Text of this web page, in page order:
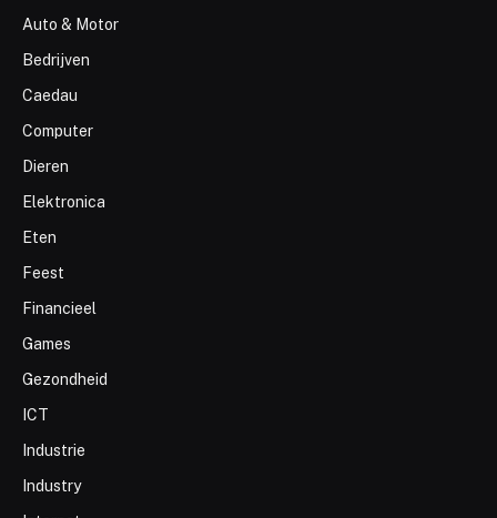
Auto & Motor
Bedrijven
Caedau
Computer
Dieren
Elektronica
Eten
Feest
Financieel
Games
Gezondheid
ICT
Industrie
Industry